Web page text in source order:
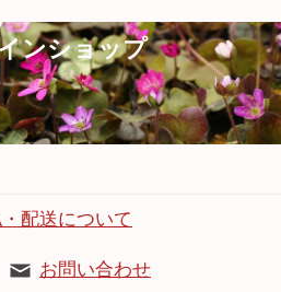
ンショップ
配送について
お問い合わせ